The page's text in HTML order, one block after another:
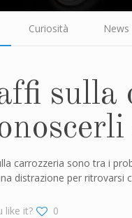
Curiosità News
sulla
carrozzeria sono tra i
distrazione per ritrovarsi
like it? 0